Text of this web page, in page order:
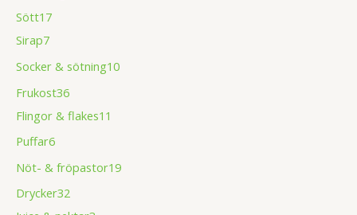
Sött17
Sirap7
Socker & sötning10
Frukost36
Flingor & flakes11
Puffar6
Nöt- & fröpastor19
Drycker32